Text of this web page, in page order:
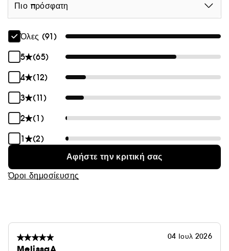
Πιο πρόσφατη
Όλες (91)
5
(65)
4
(12)
3
(11)
2
(1)
1
(2)
Αφήστε την κριτική σας
Όροι δημοσίευσης
04 Ιουλ 2026